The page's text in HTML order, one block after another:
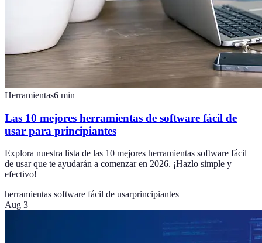
Herramientas6 min
Las 10 mejores herramientas de software fácil de
usar para principiantes
Explora nuestra lista de las 10 mejores herramientas software fácil
de usar que te ayudarán a comenzar en 2026. ¡Hazlo simple y
efectivo!
herramientas software fácil de usarprincipiantes
Aug 3